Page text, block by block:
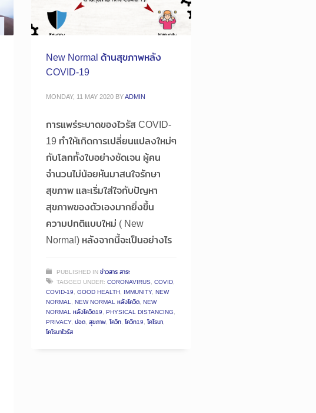
New Normal ด้านสุขภาพหลัง
COVID-19
MONDAY, 11 MAY 2020 BYADMIN
การแพร่ระบาดของไวรัส COVID-
19 ทำให้เกิดการเปลี่ยนแปลงใหม่ๆ
กับโลกทั้งใบอย่างชัดเจน ผู้คน
จำนวนไม่น้อยหันมาสนใจรักษา
สุขภาพ และเริ่มใส่ใจกับปัญหา
สุขภาพของตัวเองมากยิ่งขึ้น
ความปกติแบบใหม่ ( New
Normal) หลังจากนี้จะเป็นอย่างไร
PUBLISHED INข่าวสาร สาระ
TAGGED UNDER: CORONAVIRUS, COVID,
COVID-19, GOOD HEALTH, IMMUNITY, NEW
NORMAL, NEW NORMAL หลังโควิด, NEW
NORMAL หลังโควิด19, PHYSICAL DISTANCING,
PRIVACY, ปอด, สุขภาพ, โควิท, โควิท19, โคโรนา,
โคโรนาไวรัส